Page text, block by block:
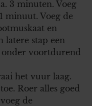
3 minuten. Voeg
minuut. Voeg de
en
latere stap een
onder voortdurend
het vuur laag.
Roer alles goed
de